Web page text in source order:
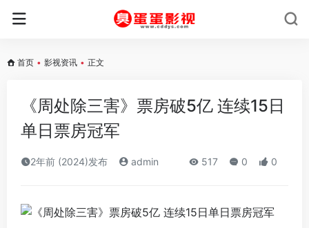
首页 • 影视资讯 • 正文
《周处除三害》票房破5亿 连续15日
单日票房冠军
2年前 (2024)发布 admin 517 0 0